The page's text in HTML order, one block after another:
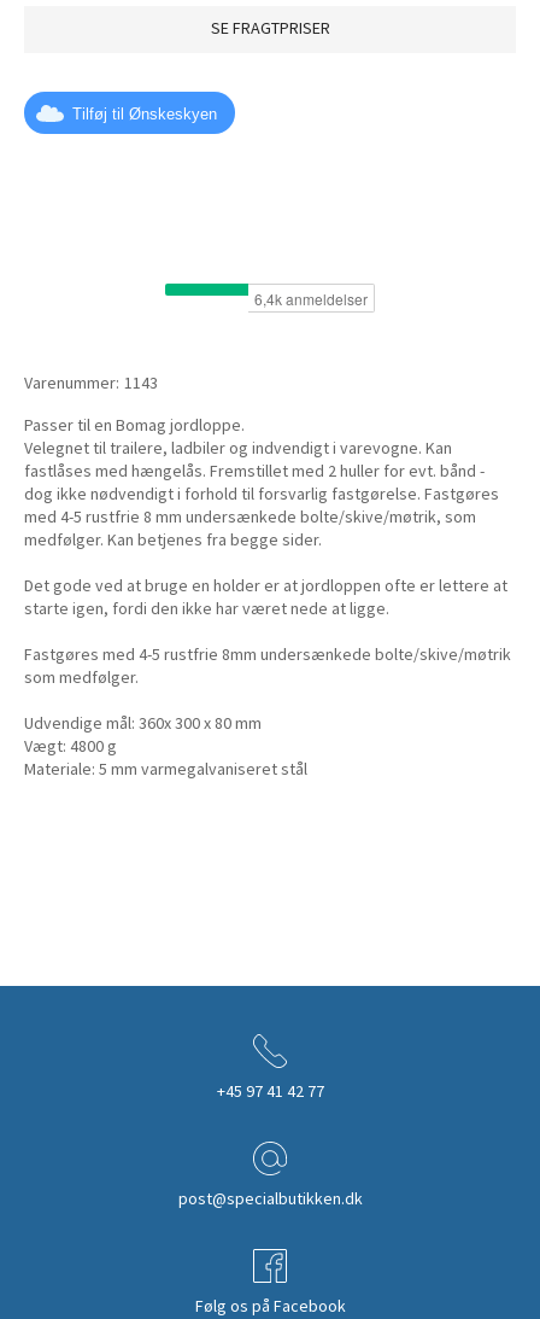
SE FRAGTPRISER
Tilføj til Ønskeskyen
Varenummer: 1143
Passer til en Bomag jordloppe.
Velegnet til trailere, ladbiler og indvendigt i varevogne. Kan
fastlåses med hængelås. Fremstillet med 2 huller for evt. bånd -
dog ikke nødvendigt i forhold til forsvarlig fastgørelse. Fastgøres
med 4-5 rustfrie 8 mm undersænkede bolte/skive/møtrik, som
medfølger. Kan betjenes fra begge sider.
Det gode ved at bruge en holder er at jordloppen ofte er lettere at
starte igen, fordi den ikke har været nede at ligge.
Fastgøres med 4-5 rustfrie 8mm undersænkede bolte/skive/møtrik
som medfølger.
Udvendige mål: 360x 300 x 80 mm
Vægt: 4800 g
Materiale: 5 mm varmegalvaniseret stål
+45 97 41 42 77
post@specialbutikken.dk
Følg os på Facebook